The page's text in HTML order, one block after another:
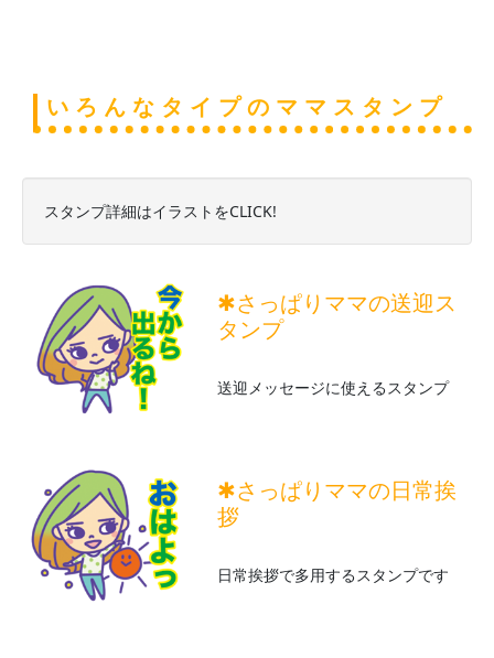
いろんなタイプのママスタンプ
スタンプ詳細はイラストをCLICK!
✱さっぱりママの送迎ス
タンプ
送迎メッセージに使えるスタンプ
✱さっぱりママの日常挨
拶
日常挨拶で多用するスタンプです